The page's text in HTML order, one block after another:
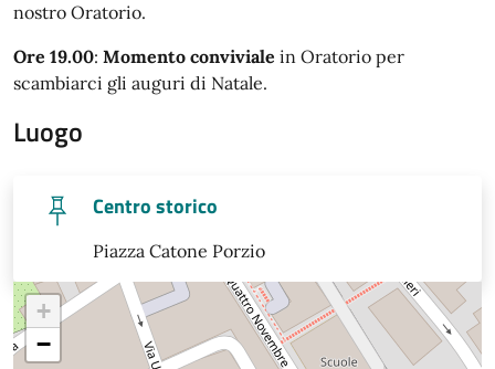
nostro Oratorio.
Ore 19.00: Momento conviviale in Oratorio per
scambiarci gli auguri di Natale.
Luogo
Centro storico
Piazza Catone Porzio
+
−